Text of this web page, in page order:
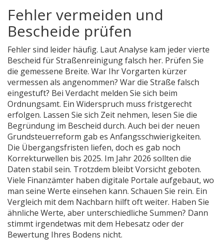
Fehler vermeiden und
Bescheide prüfen
Fehler sind leider häufig. Laut Analyse kam jeder vierte
Bescheid für Straßenreinigung falsch her. Prüfen Sie
die gemessene Breite. War Ihr Vorgarten kürzer
vermessen als angenommen? War die Straße falsch
eingestuft? Bei Verdacht melden Sie sich beim
Ordnungsamt. Ein Widerspruch muss fristgerecht
erfolgen. Lassen Sie sich Zeit nehmen, lesen Sie die
Begründung im Bescheid durch. Auch bei der neuen
Grundsteuerreform gab es Anfangsschwierigkeiten.
Die Übergangsfristen liefen, doch es gab noch
Korrekturwellen bis 2025. Im Jahr 2026 sollten die
Daten stabil sein. Trotzdem bleibt Vorsicht geboten.
Viele Finanzämter haben digitale Portale aufgebaut, wo
man seine Werte einsehen kann. Schauen Sie rein. Ein
Vergleich mit dem Nachbarn hilft oft weiter. Haben Sie
ähnliche Werte, aber unterschiedliche Summen? Dann
stimmt irgendetwas mit dem Hebesatz oder der
Bewertung Ihres Bodens nicht.